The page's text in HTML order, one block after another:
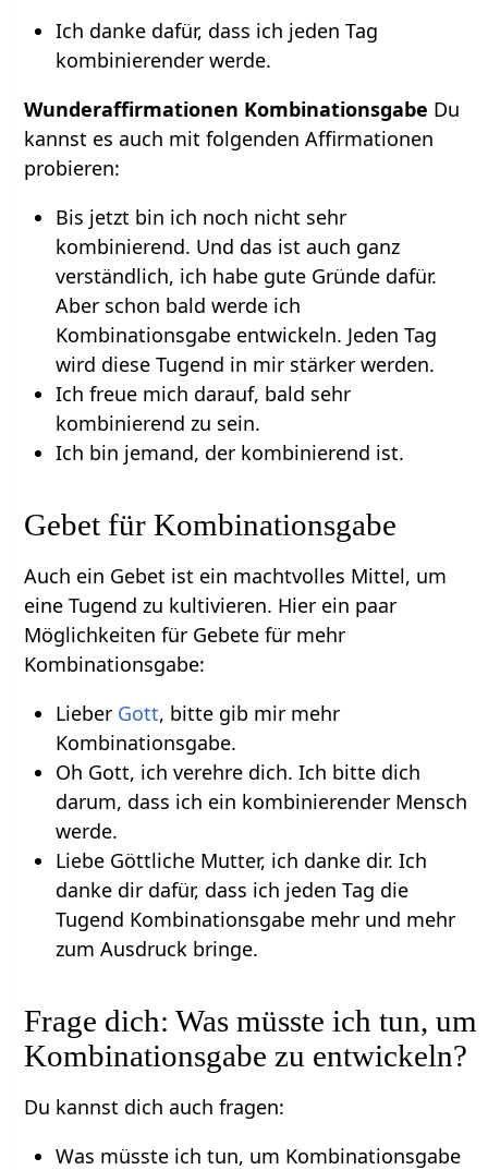
Ich danke dafür, dass ich jeden Tag
kombinierender werde.
Wunderaffirmationen Kombinationsgabe Du
kannst es auch mit folgenden Affirmationen
probieren:
Bis jetzt bin ich noch nicht sehr
kombinierend. Und das ist auch ganz
verständlich, ich habe gute Gründe dafür.
Aber schon bald werde ich
Kombinationsgabe entwickeln. Jeden Tag
wird diese Tugend in mir stärker werden.
Ich freue mich darauf, bald sehr
kombinierend zu sein.
Ich bin jemand, der kombinierend ist.
Gebet für Kombinationsgabe
Auch ein Gebet ist ein machtvolles Mittel, um
eine Tugend zu kultivieren. Hier ein paar
Möglichkeiten für Gebete für mehr
Kombinationsgabe:
Lieber Gott, bitte gib mir mehr
Kombinationsgabe.
Oh Gott, ich verehre dich. Ich bitte dich
darum, dass ich ein kombinierender Mensch
werde.
Liebe Göttliche Mutter, ich danke dir. Ich
danke dir dafür, dass ich jeden Tag die
Tugend Kombinationsgabe mehr und mehr
zum Ausdruck bringe.
Frage dich: Was müsste ich tun, um
Kombinationsgabe zu entwickeln?
Du kannst dich auch fragen:
Was müsste ich tun, um Kombinationsgabe